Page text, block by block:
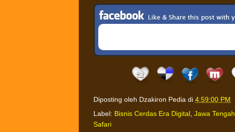
Diposting oleh Dzakiron Pedia di 4:59:00 PM
Label: Bisnis Cerdas Era Digital Jawa Tengah
Safari